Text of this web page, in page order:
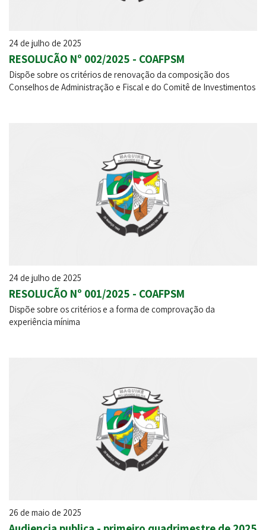
24 de julho de 2025
RESOLUÇÃO Nº 002/2025 - COAFPSM
Dispõe sobre os critérios de renovação da composição dos
Conselhos de Administração e Fiscal e do Comitê de Investimentos
24 de julho de 2025
RESOLUÇÃO Nº 001/2025 - COAFPSM
Dispõe sobre os critérios e a forma de comprovação da
experiência mínima
26 de maio de 2025